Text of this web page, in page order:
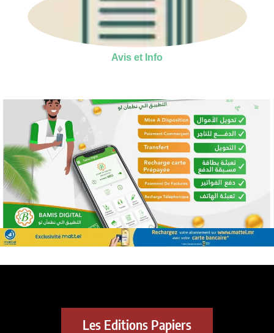
Avis et Info
Les Editions Papiers